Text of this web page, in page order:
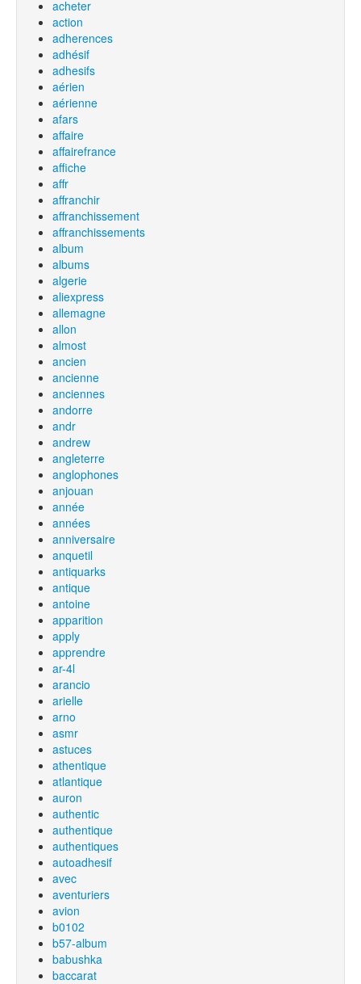
acheter
action
adherences
adhésif
adhesifs
aérien
aérienne
afars
affaire
affairefrance
affiche
affr
affranchir
affranchissement
affranchissements
album
albums
algerie
aliexpress
allemagne
allon
almost
ancien
ancienne
anciennes
andorre
andr
andrew
angleterre
anglophones
anjouan
année
années
anniversaire
anquetil
antiquarks
antique
antoine
apparition
apply
apprendre
ar-4l
arancio
arielle
arno
asmr
astuces
athentique
atlantique
auron
authentic
authentique
authentiques
autoadhesif
avec
aventuriers
avion
b0102
b57-album
babushka
baccarat